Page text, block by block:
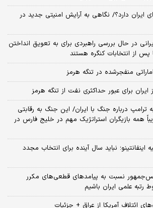
ایران دارد؟/ نگاهی به آرایش امنیتی جدید در
در حال بررسی راهبردی برای به تعویق انداختن
پس از انتخابات کنگره هستند
منفجرشده در تنگه هرمز
برای عبور حداکثری نفت از تنگه هرمز
ترامپ درباره جنگ با ایران/ این جنگ به رقابتی
همه بازیگران استراتژیک مهم در خلیج فارس در
اینفانتینو؛ نباید سال آینده برای انتخاب مجدد
نسبت به پیامدهای قطعی‌های مکرر
رتبه علمی ایران باشیم
ائتلاف آمریکا از عراق + جزئیات